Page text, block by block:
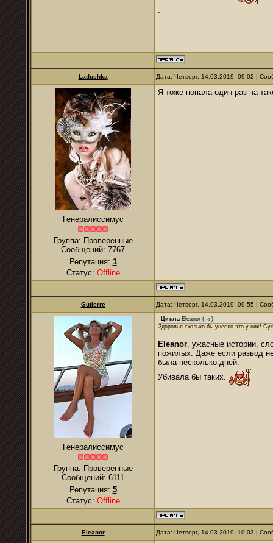
.
Ladushka Дата: Четверг, 14.03.2019, 09:02 |
Генералиссимус
Группа: Проверенные
Сообщений: 7767
Репутация: 1
Статус: Offline
Я тоже попала один раз на
Gutierre Дата: Четверг, 14.03.2019, 09:55 |
Генералиссимус
Группа: Проверенные
Сообщений: 6111
Репутация: 5
Статус: Offline
Цитата Eleanor (
)
Здоровья сколько бы унесло это у них!
Eleanor, ужасные истории,
пожилых. Даже если развод
была несколько дней.
Убивала бы таких.
Eleanor Дата: Четверг, 14.03.2019, 10:03 |